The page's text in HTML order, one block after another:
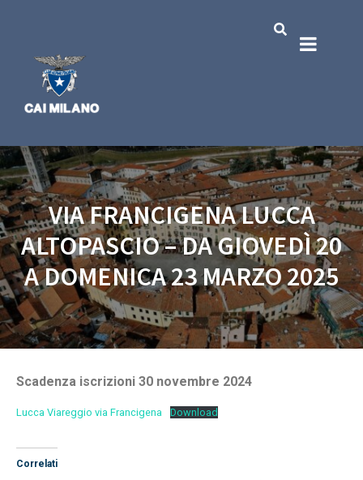
VIA FRANCIGENA LUCCA
ALTOPASCIO – DA GIOVEDÌ 20
A DOMENICA 23 MARZO 2025
Scadenza iscrizioni 30 novembre 2024
Lucca Viareggio via Francigena Download
Correlati